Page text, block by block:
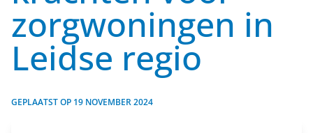
zorgwoningen in
Leidse regio
GEPLAATST OP 19 NOVEMBER 2024